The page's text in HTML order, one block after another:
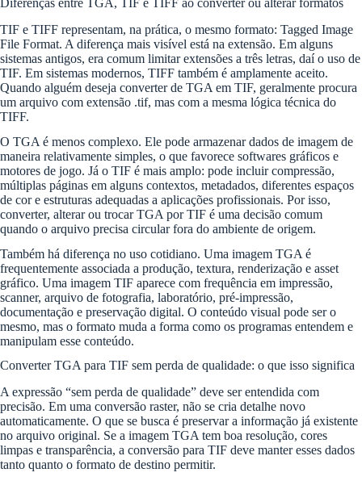
Diferenças entre TGA, TIF e TIFF ao converter ou alterar formatos
TIF e TIFF representam, na prática, o mesmo formato: Tagged Image
File Format. A diferença mais visível está na extensão. Em alguns
sistemas antigos, era comum limitar extensões a três letras, daí o uso de
TIF. Em sistemas modernos, TIFF também é amplamente aceito.
Quando alguém deseja converter de TGA em TIF, geralmente procura
um arquivo com extensão .tif, mas com a mesma lógica técnica do
TIFF.
O TGA é menos complexo. Ele pode armazenar dados de imagem de
maneira relativamente simples, o que favorece softwares gráficos e
motores de jogo. Já o TIF é mais amplo: pode incluir compressão,
múltiplas páginas em alguns contextos, metadados, diferentes espaços
de cor e estruturas adequadas a aplicações profissionais. Por isso,
converter, alterar ou trocar TGA por TIF é uma decisão comum
quando o arquivo precisa circular fora do ambiente de origem.
Também há diferença no uso cotidiano. Uma imagem TGA é
frequentemente associada a produção, textura, renderização e asset
gráfico. Uma imagem TIF aparece com frequência em impressão,
scanner, arquivo de fotografia, laboratório, pré-impressão,
documentação e preservação digital. O conteúdo visual pode ser o
mesmo, mas o formato muda a forma como os programas entendem e
manipulam esse conteúdo.
Converter TGA para TIF sem perda de qualidade: o que isso significa
A expressão “sem perda de qualidade” deve ser entendida com
precisão. Em uma conversão raster, não se cria detalhe novo
automaticamente. O que se busca é preservar a informação já existente
no arquivo original. Se a imagem TGA tem boa resolução, cores
limpas e transparência, a conversão para TIF deve manter esses dados
tanto quanto o formato de destino permitir.